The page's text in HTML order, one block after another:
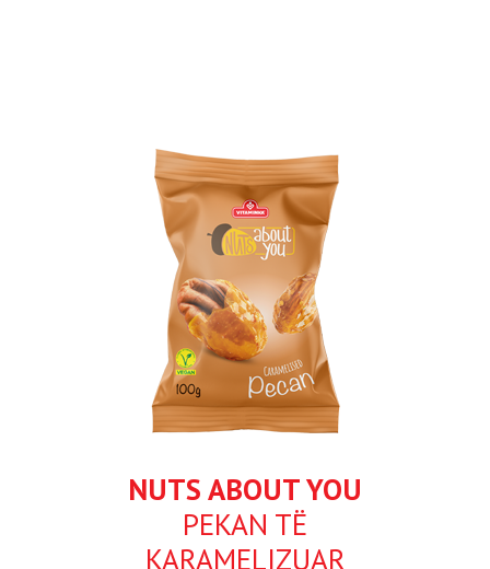
NUTS ABOUT YOU
PEKAN TË
KARAMELIZUAR